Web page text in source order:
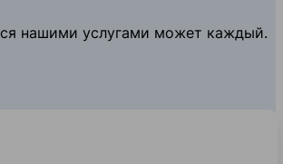
нашими услугами может каждый.